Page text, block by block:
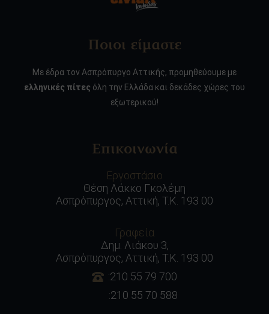
Ποιοι είμαστε
Με έδρα τον Ασπρόπυργο Αττικής, προμηθεύουμε με
ελληνικές πίτες όλη την Ελλάδα και δεκάδες χώρες του
εξωτερικού!
Επικοινωνία
Εργοστάσιο
Θέση Λάκκο Γκολέμη
Ασπρόπυργος, Αττική, Τ.Κ. 193 00
Γραφεία
Δημ. Λιάκου 3,
Ασπρόπυργος, Αττική, Τ.Κ. 193 00
:210 55 79 700
:210 55 70 588